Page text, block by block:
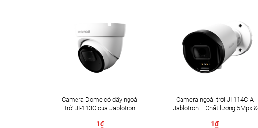
Camera Dome có dây ngoài
trời JI-113C của Jablotron
1₫
Camera ngoài trời JI-114C-A
Jablotron – Chất lượng 5Mpx &
1₫